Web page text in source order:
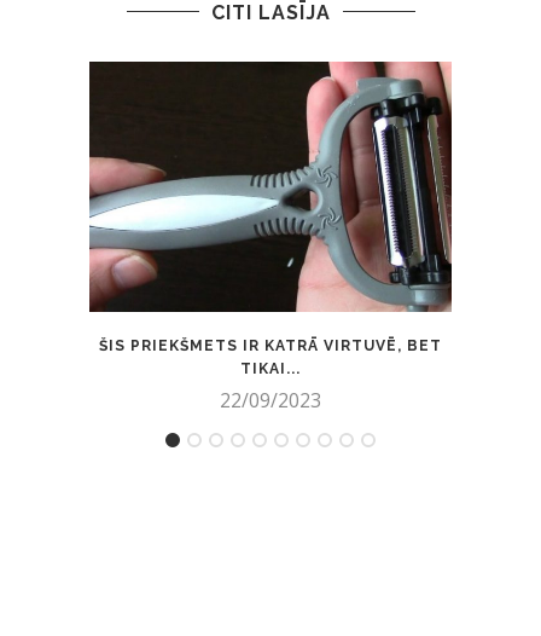
CITI LASĪJA
ŠIS PRIEKŠMETS IR KATRĀ VIRTUVĒ, BET
TIKAI...
22/09/2023